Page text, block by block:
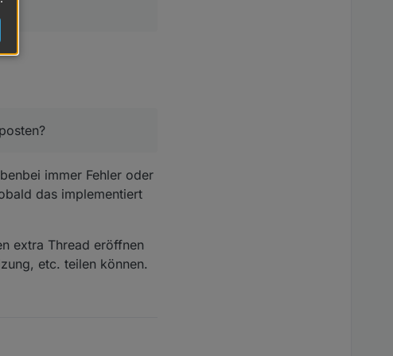
immer Fehler oder
das implementiert
extra Thread eröffnen
etc. teilen können.